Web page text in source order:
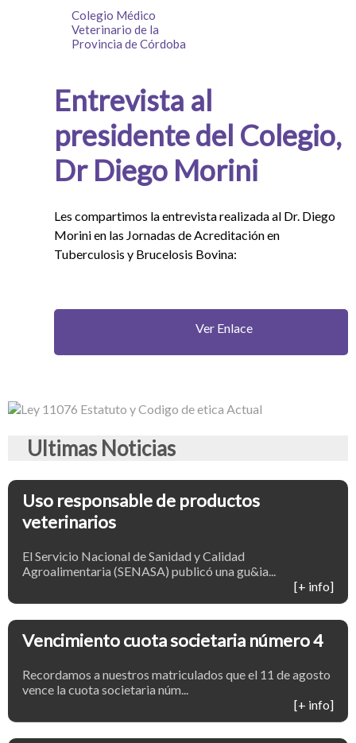
Colegio Médico
Veterinario de la
Provincia de Córdoba
Entrevista al
presidente del Colegio,
Dr Diego Morini
Les compartimos la entrevista realizada al Dr. Diego
Morini en las Jornadas de Acreditación en
Tuberculosis y Brucelosis Bovina:
Ver Enlace
Ultimas Noticias
Uso responsable de productos
veterinarios
El Servicio Nacional de Sanidad y Calidad
Agroalimentaria (SENASA) publicó una gu&ia...
[+ info]
Vencimiento cuota societaria número 4
Recordamos a nuestros matriculados que el 11 de agosto
vence la cuota societaria núm...
[+ info]